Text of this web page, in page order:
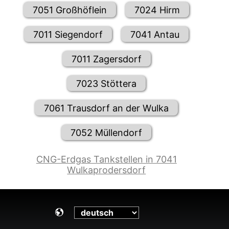
7051 Großhöflein 7024 Hirm
7011 Siegendorf 7041 Antau
7011 Zagersdorf
7023 Stöttera
7061 Trausdorf an der Wulka
7052 Müllendorf
CNG-Erdgas Tankstellen in 7041
Wulkaprodersdorf